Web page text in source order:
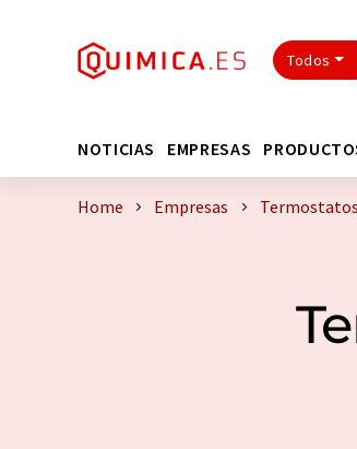
Todos
NOTICIAS EMPRESAS
Home Empresas